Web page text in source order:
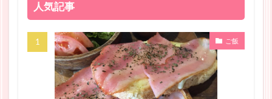
人気記事
ご飯